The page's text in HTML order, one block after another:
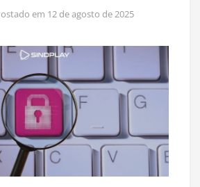
em 12 de agosto de 2025